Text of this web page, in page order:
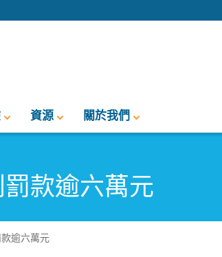
資源 關於我們
款逾六萬元
逾六萬元